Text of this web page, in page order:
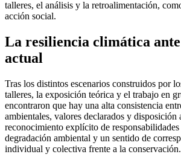
talleres, el análisis y la retroalimentación,
acción social.
La resiliencia climática
actual
Tras los distintos escenarios construidos por
talleres, la exposición teórica y el trabajo en
encontraron que hay una alta consistencia
ambientales, valores declarados y disposición
reconocimiento explícito de responsabilidades
degradación ambiental y un sentido de
individual y colectiva frente a la conservación.